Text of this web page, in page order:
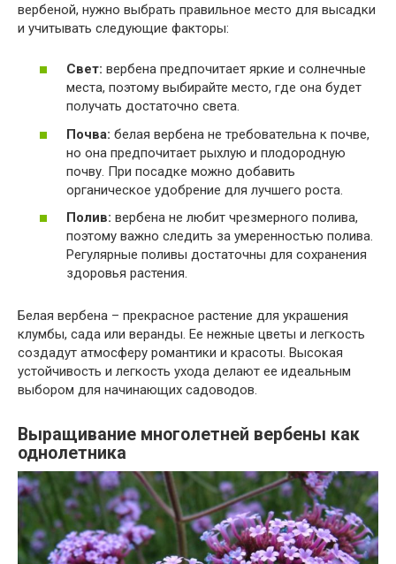
вербеной, нужно выбрать правильное место для высадки
и учитывать следующие факторы:
Свет: вербена предпочитает яркие и солнечные
места, поэтому выбирайте место, где она будет
получать достаточно света.
Почва: белая вербена не требовательна к почве,
но она предпочитает рыхлую и плодородную
почву. При посадке можно добавить
органическое удобрение для лучшего роста.
Полив: вербена не любит чрезмерного полива,
поэтому важно следить за умеренностью полива.
Регулярные поливы достаточны для сохранения
здоровья растения.
Белая вербена – прекрасное растение для украшения
клумбы, сада или веранды. Ее нежные цветы и легкость
создадут атмосферу романтики и красоты. Высокая
устойчивость и легкость ухода делают ее идеальным
выбором для начинающих садоводов.
Выращивание многолетней вербены как
однолетника